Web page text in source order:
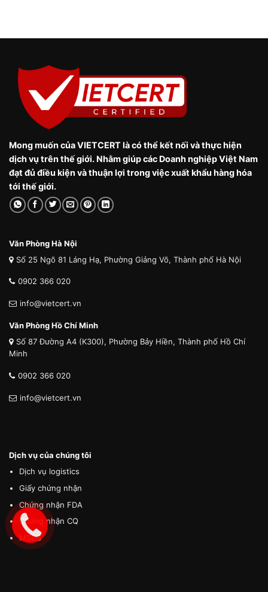
Mong muốn của VIETCERT là có thể kết nối và thực hiện
dịch vụ trên thế giới. Nhằm giúp các Doanh nghiệp Việt Nam
đạt đủ điều kiện và thuận lợi trong việc xuất khẩu hàng hóa
tới thế giới.
Văn Phòng Hà Nội
Số 25 Ngõ 81 Láng Hạ, Phường Giảng Võ, Thành phố Hà Nội
0902 366 020
info@vietcert.vn
Văn Phòng Hồ Chí Minh
Số 87 Đường A4 (K300), Phường Bảy Hiền, Thành phố Hồ Chí
Minh
0902 366 020
info@vietcert.vn
Dịch vụ của chúng tôi
Dịch vụ logistics
Giấy chứng nhận
Chứng nhận FDA
Chứng nhận CQ
MSDS